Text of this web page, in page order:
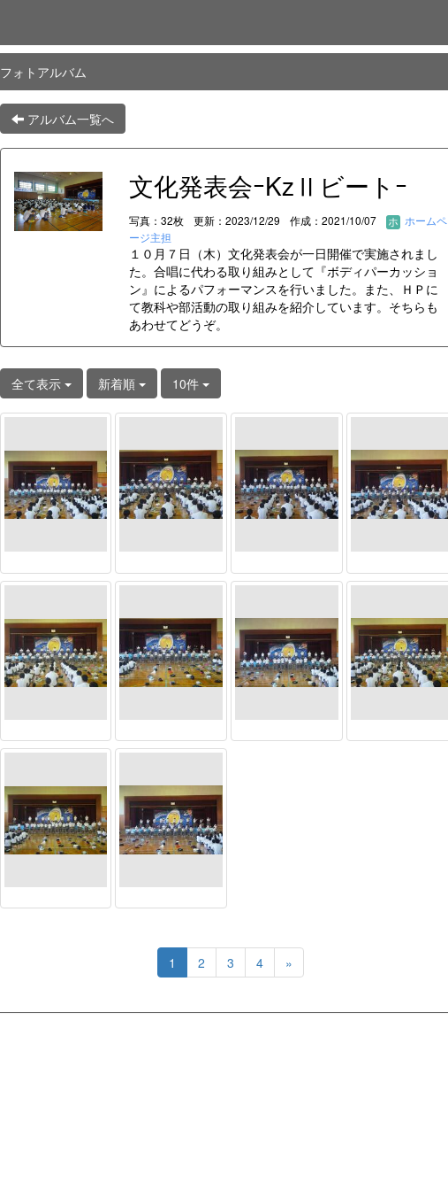
フォトアルバム
アルバム一覧へ
文化発表会ｰKzⅡビートｰ
写真：32枚 更新：2023/12/29 作成：2021/10/07
ホームペ
ージ主担
１０月７日（木）文化発表会が一日開催で実施されまし
た。合唱に代わる取り組みとして『ボディパーカッショ
ン』によるパフォーマンスを行いました。また、ＨＰに
て教科や部活動の取り組みを紹介しています。そちらも
あわせてどうぞ。
全て表示 新着順 10件
1 2 3 4 »